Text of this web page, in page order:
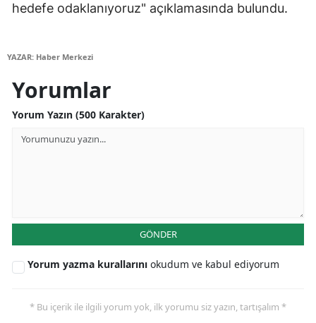
Ordu
hedefe odaklanıyoruz" açıklamasında bulundu.
YAZAR: Haber Merkezi
Yorumlar
Yorum Yazın (500 Karakter)
GÖNDER
Yorum yazma kurallarını okudum ve kabul ediyorum
* Bu içerik ile ilgili yorum yok, ilk yorumu siz yazın, tartışalım *